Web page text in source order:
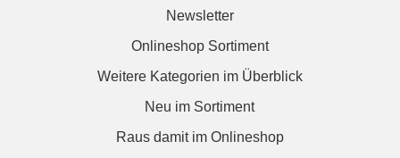
Newsletter
Onlineshop Sortiment
Weitere Kategorien im Überblick
Neu im Sortiment
Raus damit im Onlineshop